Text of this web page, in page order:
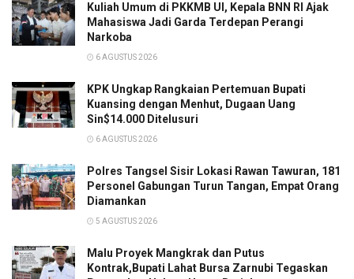
Kuliah Umum di PKKMB UI, Kepala BNN RI Ajak
Mahasiswa Jadi Garda Terdepan Perangi
Narkoba
6 AGUSTUS 2026
KPK Ungkap Rangkaian Pertemuan Bupati
Kuansing dengan Menhut, Dugaan Uang
Sin$14.000 Ditelusuri
6 AGUSTUS 2026
Polres Tangsel Sisir Lokasi Rawan Tawuran, 181
Personel Gabungan Turun Tangan, Empat Orang
Diamankan
5 AGUSTUS 2026
Malu Proyek Mangkrak dan Putus
Kontrak,Bupati Lahat Bursa Zarnubi Tegaskan